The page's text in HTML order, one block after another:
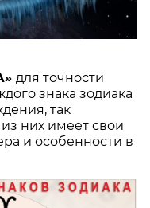
для точности
знака зодиака
так
них имеет свои
и особенности в